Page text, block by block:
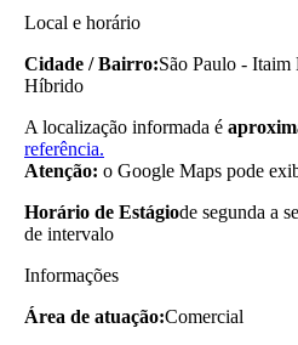
Local e horário
Cidade / Bairro:São Paulo - Itaim
Híbrido
A localização informada é
referência.
Atenção: o Google Maps pode
Horário de Estágiode segunda a
de intervalo
Informações
Área de atuação:Comercial